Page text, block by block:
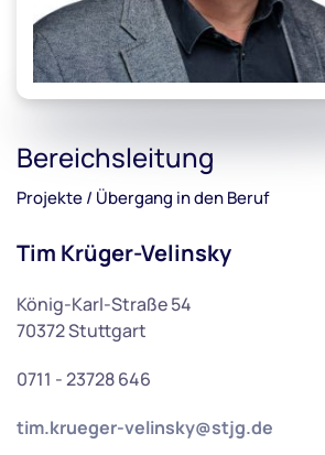
Bereichsleitung
Projekte / Übergang in den Beruf
Tim Krüger-Velinsky
König-Karl-Straße 54
70372 Stuttgart
0711 - 23728 646
tim.krueger-velinsky@stjg.de